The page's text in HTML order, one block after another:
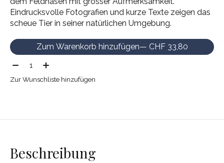
Eindrucksvolle Fotografien und kurze Texte zeigen das
scheue Tier in seiner natürlichen Umgebung.
Zum Warenkorb hinzufügen
— CHF 33,80
Menge:
Zur Wunschliste hinzufügen
Beschreibung